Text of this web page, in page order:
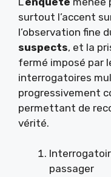
surtout l’accent
l’observation fine
suspects, et la
fermé imposé par
interrogatoires
progressivement
permettant de
vérité.
passager